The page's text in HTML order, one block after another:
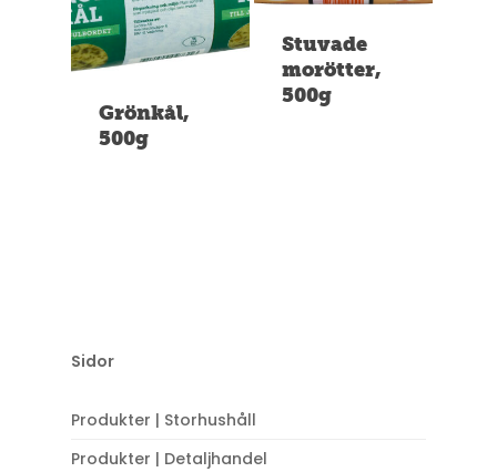
Grönkål,
500g
Stuvade
morötter,
500g
Sidor
Produkter | Storhushåll
Produkter | Detaljhandel